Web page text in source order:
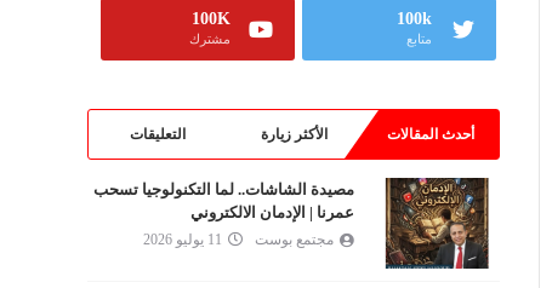
100k
متابع
100K
مشترك
أحدث المقالات الأكثر زيارة التعليقات
مصيدة الشاشات.. لما التكنولوجيا تسحب
عمرنا | الإدمان الالكتروني
مجتمع بوست 11 يوليو 2026